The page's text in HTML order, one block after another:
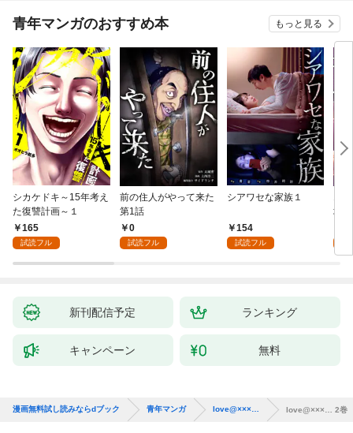
青年マンガのおすすめ本 もっと見る
シカケドキ～15年考え
た復讐計画～１
165
試読フル
前の住人がやって来た
第1話
0
試読フル
シアワセな家族１
154
試読フル
地
新刊配信予定 ランキング
キャンペーン 無料
漫画無料試し読みならdブック 青年マンガ love@×××… love@×××… 2巻